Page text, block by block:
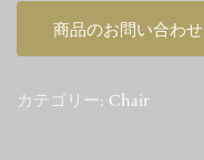
商品のお問い合わせ
カテゴリー: Chair